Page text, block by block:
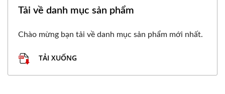
Tải về danh mục sản phẩm
Chào mừng bạn tải về danh mục sản phẩm mới nhất.
TẢI XUỐNG